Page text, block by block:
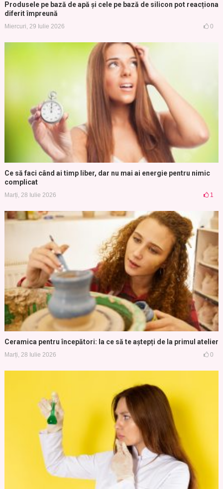
Produsele pe bază de apă și cele pe bază de silicon pot reacționa
diferit împreună
Miercuri, 29 Iulie 2026 0
Ce să faci când ai timp liber, dar nu mai ai energie pentru nimic
complicat
Marți, 28 Iulie 2026 1
Ceramica pentru începători: la ce să te aștepți de la primul atelier
Marți, 28 Iulie 2026 0